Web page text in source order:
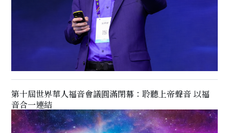
第十屆世界華人福音會議圓滿閉幕：聆聽上帝聲音 以福
音合一連結